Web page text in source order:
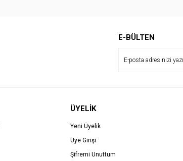
E-BÜLTEN
ÜYELİK
Yeni Üyelik
Üye Girişi
Şifremi Unuttum